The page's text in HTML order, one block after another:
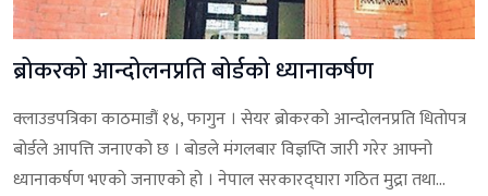
ब्रोकरको आन्दोलनप्रति बोर्डको ध्यानाकर्षण
क्लाउडपत्रिका काठमाडौं १४, फागुन । सेयर ब्रोकरको आन्दोलनप्रति धितोपत्र
बोर्डले आपत्ति जनाएको छ । बोडले मंगलबार विज्ञप्ति जारी गरेर आफ्नो
ध्यानाकर्षण भएको जनाएको हो । नेपाल सरकारद्घारा गठित मुद्रा तथा...